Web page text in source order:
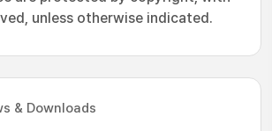
unless otherwise indicated.
& Downloads